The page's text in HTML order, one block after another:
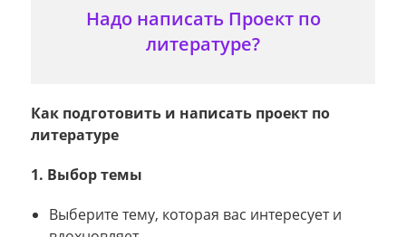
Надо написать Проект по
литературе?
Как подготовить и написать проект по
литературе
1. Выбор темы
Выберите тему, которая вас интересует и